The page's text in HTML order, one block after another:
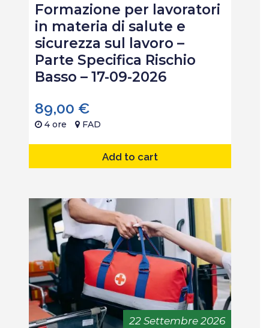
Formazione per lavoratori
in materia di salute e
sicurezza sul lavoro –
Parte Specifica Rischio
Basso – 17-09-2026
89,00 €
4 ore FAD
Add to cart
22 Settembre 2026